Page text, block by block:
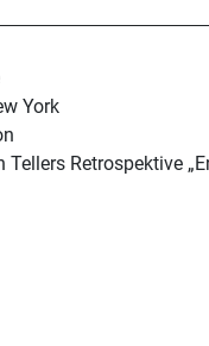
York
Retrospektive